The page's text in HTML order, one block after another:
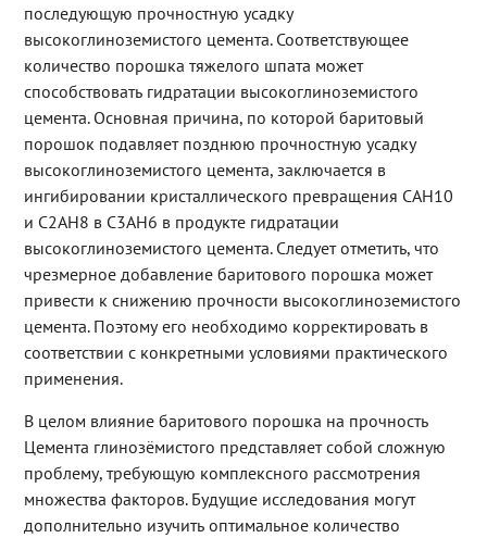
последующую прочностную усадку
высокоглиноземистого цемента. Соответствующее
количество порошка тяжелого шпата может
способствовать гидратации высокоглиноземистого
цемента. Основная причина, по которой баритовый
порошок подавляет позднюю прочностную усадку
высокоглиноземистого цемента, заключается в
ингибировании кристаллического превращения CAH10
и C2AH8 в C3AH6 в продукте гидратации
высокоглиноземистого цемента. Следует отметить, что
чрезмерное добавление баритового порошка может
привести к снижению прочности высокоглиноземистого
цемента. Поэтому его необходимо корректировать в
соответствии с конкретными условиями практического
применения.
В целом влияние баритового порошка на прочность
Цемента глинозёмистого представляет собой сложную
проблему, требующую комплексного рассмотрения
множества факторов. Будущие исследования могут
дополнительно изучить оптимальное количество